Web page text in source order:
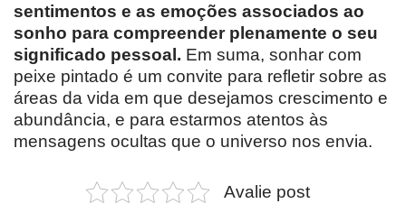
sentimentos e as emoções associados ao
sonho para compreender plenamente o seu
significado pessoal. Em suma, sonhar com
peixe pintado é um convite para refletir sobre as
áreas da vida em que desejamos crescimento e
abundância, e para estarmos atentos às
mensagens ocultas que o universo nos envia.
Avalie post